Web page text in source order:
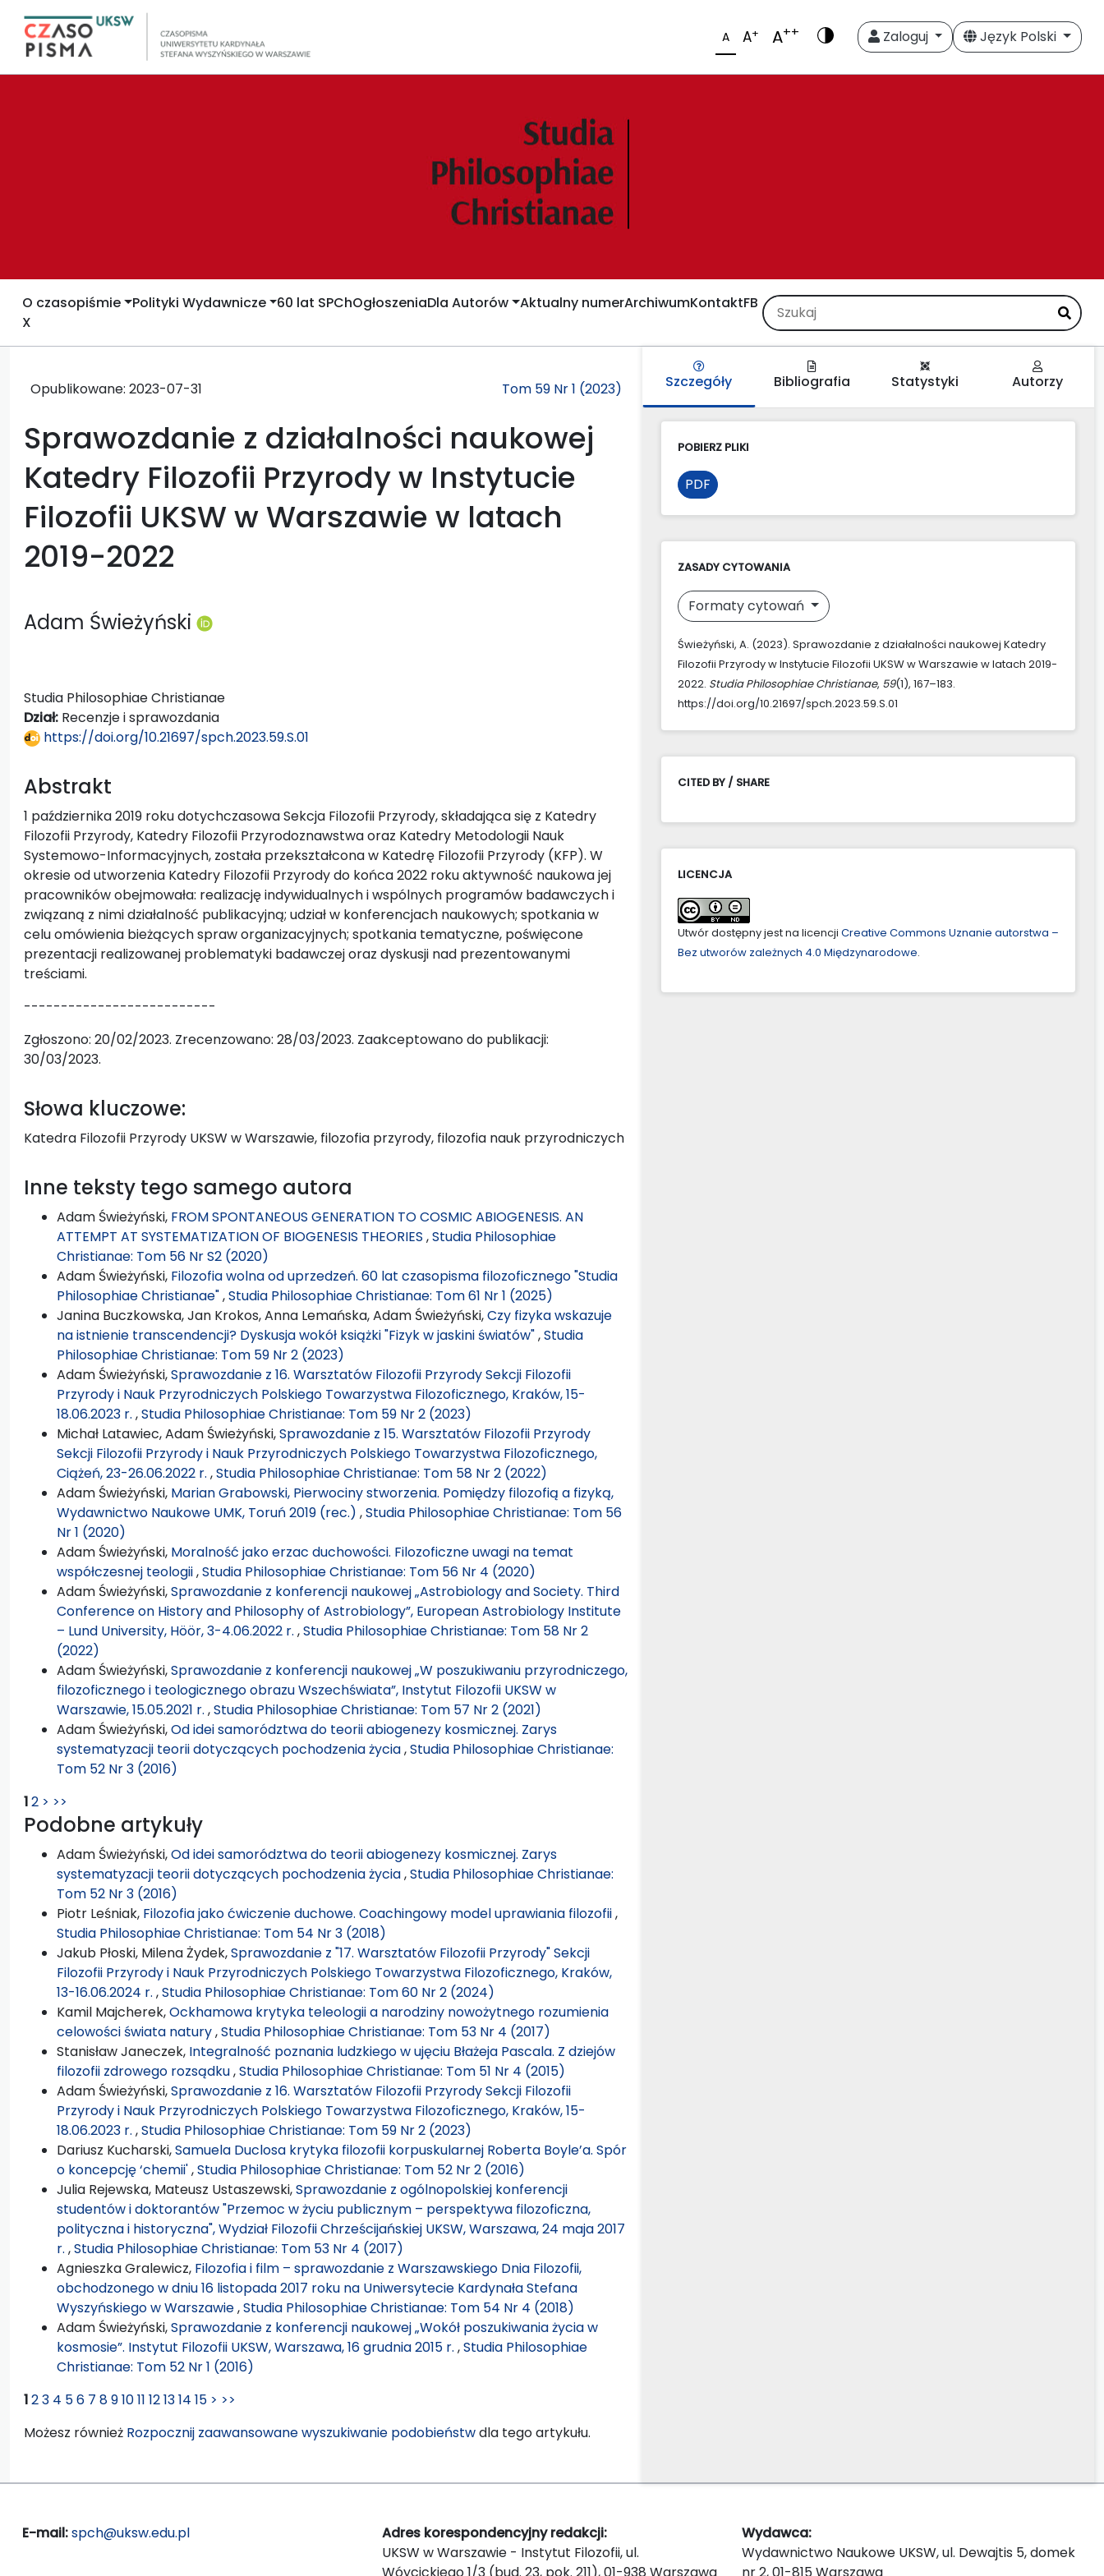
A A+ A++ Zaloguj Język Polski
O czasopiśmie Polityki Wydawnicze 60 lat SPChOgłoszeniaDla Autorów Aktualny numerArchiwumKontaktFB
X
Opublikowane: 2023-07-31 Tom 59 Nr 1 (2023)
Sprawozdanie z działalności naukowej
Katedry Filozofii Przyrody w Instytucie
Filozofii UKSW w Warszawie w latach
2019-2022
Adam Świeżyński
Studia Philosophiae Christianae
Dział: Recenzje i sprawozdania
https://doi.org/10.21697/spch.2023.59.S.01
Abstrakt
1 października 2019 roku dotychczasowa Sekcja Filozofii Przyrody, składająca się z Katedry
Filozofii Przyrody, Katedry Filozofii Przyrodoznawstwa oraz Katedry Metodologii Nauk
Systemowo-Informacyjnych, została przekształcona w Katedrę Filozofii Przyrody (KFP). W
okresie od utworzenia Katedry Filozofii Przyrody do końca 2022 roku aktywność naukowa jej
pracowników obejmowała: realizację indywidualnych i wspólnych programów badawczych i
związaną z nimi działalność publikacyjną; udział w konferencjach naukowych; spotkania w
celu omówienia bieżących spraw organizacyjnych; spotkania tematyczne, poświęcone
prezentacji realizowanej problematyki badawczej oraz dyskusji nad prezentowanymi
treściami.
--------------------------
Zgłoszono: 20/02/2023. Zrecenzowano: 28/03/2023. Zaakceptowano do publikacji:
30/03/2023.
Słowa kluczowe:
Katedra Filozofii Przyrody UKSW w Warszawie, filozofia przyrody, filozofia nauk przyrodniczych
Inne teksty tego samego autora
Adam Świeżyński, FROM SPONTANEOUS GENERATION TO COSMIC ABIOGENESIS. AN
ATTEMPT AT SYSTEMATIZATION OF BIOGENESIS THEORIES ,Studia Philosophiae
Christianae: Tom 56 Nr S2 (2020)
Adam Świeżyński, Filozofia wolna od uprzedzeń. 60 lat czasopisma filozoficznego "Studia
Philosophiae Christianae",Studia Philosophiae Christianae: Tom 61 Nr 1 (2025)
Janina Buczkowska, Jan Krokos, Anna Lemańska, Adam Świeżyński,Czy fizyka wskazuje
na istnienie transcendencji? Dyskusja wokół książki "Fizyk w jaskini światów",Studia
Philosophiae Christianae: Tom 59 Nr 2 (2023)
Adam Świeżyński,Sprawozdanie z 16. Warsztatów Filozofii Przyrody Sekcji Filozofii
Przyrody i Nauk Przyrodniczych Polskiego Towarzystwa Filozoficznego, Kraków, 15-
18.06.2023 r. ,Studia Philosophiae Christianae: Tom 59 Nr 2 (2023)
Michał Latawiec, Adam Świeżyński,Sprawozdanie z 15. Warsztatów Filozofii Przyrody
Sekcji Filozofii Przyrody i Nauk Przyrodniczych Polskiego Towarzystwa Filozoficznego,
Ciążeń, 23-26.06.2022 r. ,Studia Philosophiae Christianae: Tom 58 Nr 2 (2022)
Adam Świeżyński, Marian Grabowski, Pierwociny stworzenia. Pomiędzy filozofią a fizyką,
Wydawnictwo Naukowe UMK, Toruń 2019 (rec.) ,Studia Philosophiae Christianae: Tom 56
Nr 1 (2020)
Adam Świeżyński, Moralność jako erzac duchowości. Filozoficzne uwagi na temat
współczesnej teologii,Studia Philosophiae Christianae: Tom 56 Nr 4 (2020)
Adam Świeżyński,Sprawozdanie z konferencji naukowej „Astrobiology and Society. Third
Conference on History and Philosophy of Astrobiology”, European Astrobiology Institute
– Lund University, Höör, 3-4.06.2022 r. ,Studia Philosophiae Christianae: Tom 58 Nr 2
(2022)
Adam Świeżyński,Sprawozdanie z konferencji naukowej „W poszukiwaniu przyrodniczego,
filozoficznego i teologicznego obrazu Wszechświata”, Instytut Filozofii UKSW w
Warszawie, 15.05.2021 r. ,Studia Philosophiae Christianae: Tom 57 Nr 2 (2021)
Adam Świeżyński,Od idei samorództwa do teorii abiogenezy kosmicznej. Zarys
systematyzacji teorii dotyczących pochodzenia życia,Studia Philosophiae Christianae:
Tom 52 Nr 3 (2016)
12 > >>
Podobne artykuły
Adam Świeżyński,Od idei samorództwa do teorii abiogenezy kosmicznej. Zarys
systematyzacji teorii dotyczących pochodzenia życia,Studia Philosophiae Christianae:
Tom 52 Nr 3 (2016)
Piotr Leśniak, Filozofia jako ćwiczenie duchowe. Coachingowy model uprawiania filozofii,
Studia Philosophiae Christianae: Tom 54 Nr 3 (2018)
Jakub Płoski, Milena Żydek,Sprawozdanie z "17. Warsztatów Filozofii Przyrody" Sekcji
Filozofii Przyrody i Nauk Przyrodniczych Polskiego Towarzystwa Filozoficznego, Kraków,
13-16.06.2024 r. ,Studia Philosophiae Christianae: Tom 60 Nr 2 (2024)
Kamil Majcherek,Ockhamowa krytyka teleologii a narodziny nowożytnego rozumienia
celowości świata natury,Studia Philosophiae Christianae: Tom 53 Nr 4 (2017)
Stanisław Janeczek, Integralność poznania ludzkiego w ujęciu Błażeja Pascala. Z dziejów
filozofii zdrowego rozsądku,Studia Philosophiae Christianae: Tom 51 Nr 4 (2015)
Adam Świeżyński,Sprawozdanie z 16. Warsztatów Filozofii Przyrody Sekcji Filozofii
Przyrody i Nauk Przyrodniczych Polskiego Towarzystwa Filozoficznego, Kraków, 15-
18.06.2023 r. ,Studia Philosophiae Christianae: Tom 59 Nr 2 (2023)
Dariusz Kucharski,Samuela Duclosa krytyka filozofii korpuskularnej Roberta Boyle’a. Spór
o koncepcję ‘chemii',Studia Philosophiae Christianae: Tom 52 Nr 2 (2016)
Julia Rejewska, Mateusz Ustaszewski,Sprawozdanie z ogólnopolskiej konferencji
studentów i doktorantów "Przemoc w życiu publicznym – perspektywa filozoficzna,
polityczna i historyczna", Wydział Filozofii Chrześcijańskiej UKSW, Warszawa, 24 maja 2017
r. ,Studia Philosophiae Christianae: Tom 53 Nr 4 (2017)
Agnieszka Gralewicz, Filozofia i film – sprawozdanie z Warszawskiego Dnia Filozofii,
obchodzonego w dniu 16 listopada 2017 roku na Uniwersytecie Kardynała Stefana
Wyszyńskiego w Warszawie,Studia Philosophiae Christianae: Tom 54 Nr 4 (2018)
Adam Świeżyński,Sprawozdanie z konferencji naukowej „Wokół poszukiwania życia w
kosmosie”. Instytut Filozofii UKSW, Warszawa, 16 grudnia 2015 r. ,Studia Philosophiae
Christianae: Tom 52 Nr 1 (2016)
123 4 56 7 891011 121314 15 > >>
Możesz również Rozpocznij zaawansowane wyszukiwanie podobieństwdla tego artykułu.
Szczegóły Bibliografia Statystyki Autorzy
POBIERZ PLIKI
PDF
ZASADY CYTOWANIA
Formaty cytowań
Świeżyński, A. (2023). Sprawozdanie z działalności naukowej Katedry
Filozofii Przyrody w Instytucie Filozofii UKSW w Warszawie w latach 2019-
2022. Studia Philosophiae Christianae, 59(1), 167–183.
https://doi.org/10.21697/spch.2023.59.S.01
CITED BY / SHARE
LICENCJA
Utwór dostępny jest na licencji Creative Commons Uznanie autorstwa –
Bez utworów zależnych 4.0 Międzynarodowe.
E-mail:spch@uksw.edu.pl
Adres korespondencyjny redakcji:
UKSW w Warszawie - Instytut Filozofii, ul.
Wydawca:
Wydawnictwo Naukowe UKSW, ul. Dewajtis 5, domek